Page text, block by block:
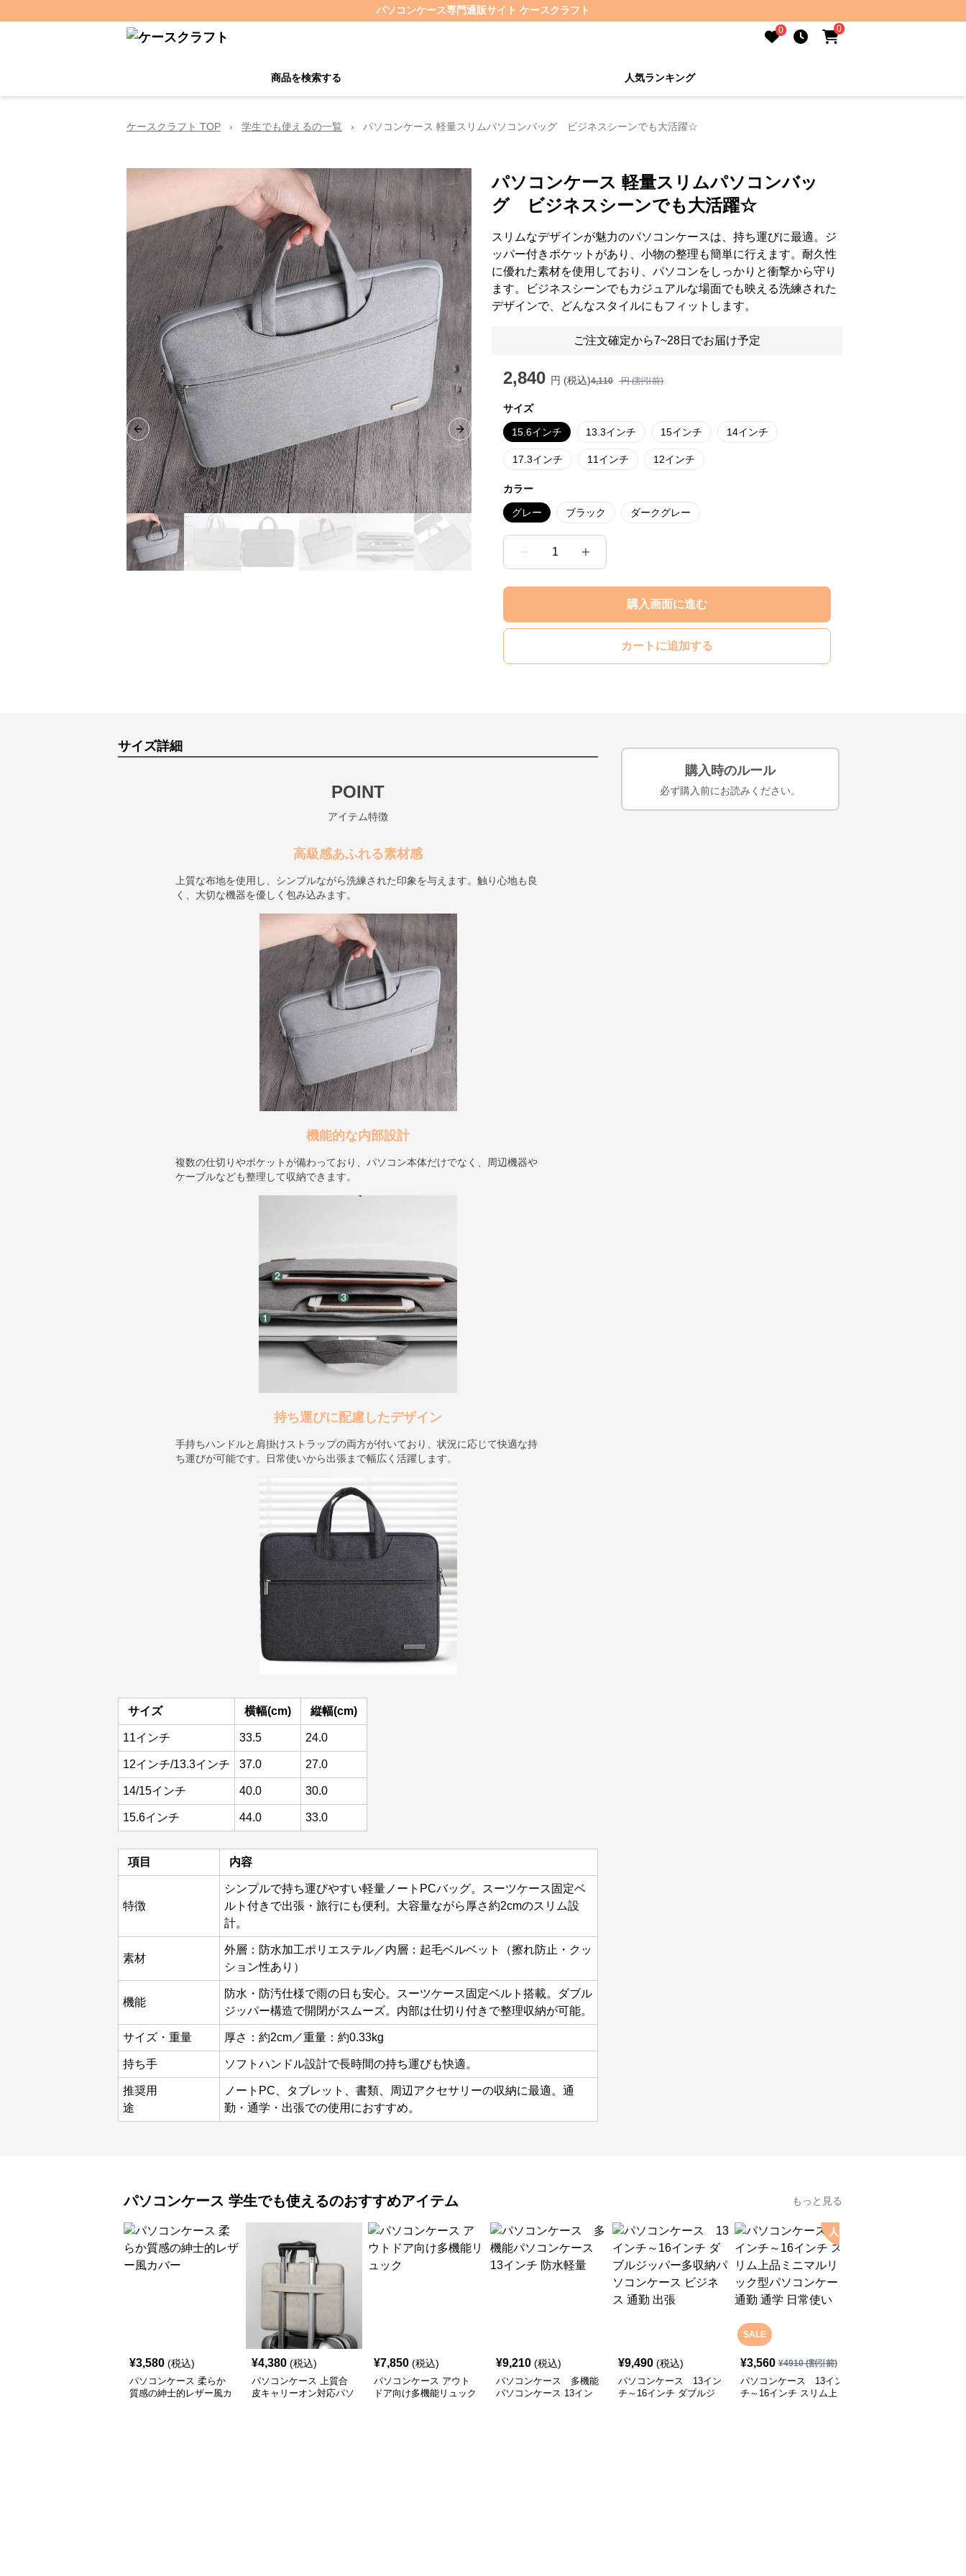
パソコンケース専門通販サイト ケースクラフト
0 0
商品を検索する 人気ランキング
ケースクラフト TOP › 学生でも使えるの一覧 › パソコンケース 軽量スリムパソコンバッグ ビジネスシーンでも大活躍☆
Previous slide Next slide
パソコンケース 軽量スリムパソコンバッ
グ ビジネスシーンでも大活躍☆
スリムなデザインが魅力のパソコンケースは、持ち運びに最適。ジ
ッパー付きポケットがあり、小物の整理も簡単に行えます。耐久性
に優れた素材を使用しており、パソコンをしっかりと衝撃から守り
ます。ビジネスシーンでもカジュアルな場面でも映える洗練された
デザインで、どんなスタイルにもフィットします。
ご注文確定から7~28日でお届け予定
2,840 円 (税込)4,110 円 (割引前)
サイズ
15.6インチ 13.3インチ 15インチ 14インチ
17.3インチ 11インチ 12インチ
カラー
グレー ブラック ダークグレー
1
購入画面に進む
カートに追加する
サイズ詳細
POINT
アイテム特徴
高級感あふれる素材感
上質な布地を使用し、シンプルながら洗練された印象を与えます。触り心地も良
く、大切な機器を優しく包み込みます。
機能的な内部設計
複数の仕切りやポケットが備わっており、パソコン本体だけでなく、周辺機器や
ケーブルなども整理して収納できます。
持ち運びに配慮したデザイン
手持ちハンドルと肩掛けストラップの両方が付いており、状況に応じて快適な持
ち運びが可能です。日常使いから出張まで幅広く活躍します。
サイズ 横幅(cm) 縦幅(cm)
11インチ 33.5 24.0
12インチ/13.3インチ 37.0 27.0
14/15インチ 40.0 30.0
15.6インチ 44.0 33.0
項目 内容
特徴
シンプルで持ち運びやすい軽量ノートPCバッグ。スーツケース固定ベ
ルト付きで出張・旅行にも便利。大容量ながら厚さ約2cmのスリム設
計。
素材
外層：防水加工ポリエステル／内層：起毛ベルベット（擦れ防止・クッ
ション性あり）
機能
防水・防汚仕様で雨の日も安心。スーツケース固定ベルト搭載。ダブル
ジッパー構造で開閉がスムーズ。内部は仕切り付きで整理収納が可能。
サイズ・重量 厚さ：約2cm／重量：約0.33kg
持ち手 ソフトハンドル設計で長時間の持ち運びも快適。
推奨用
途
ノートPC、タブレット、書類、周辺アクセサリーの収納に最適。通
勤・通学・出張での使用におすすめ。
購入時のルール
必ず購入前にお読みください。
パソコンケース 学生でも使えるのおすすめアイテム もっと見る
¥3,580 (税込)
パソコンケース 柔らか
質感の紳士的レザー風カ
¥4,380 (税込)
パソコンケース 上質合
皮キャリーオン対応パソ
¥7,850 (税込)
パソコンケース アウト
ドア向け多機能リュック
¥9,210 (税込)
パソコンケース 多機能
パソコンケース 13イン
¥9,490 (税込)
パソコンケース 13イン
チ～16インチ ダブルジ
SALE
人気
¥3,560 ¥4910(割引前)
パソコンケース 13イン
チ～16インチ スリム上